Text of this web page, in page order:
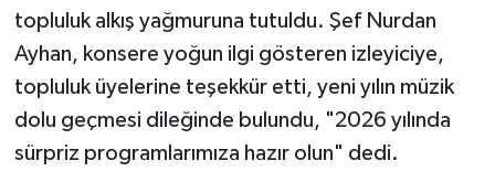
topluluk alkış yağmuruna tutuldu. Şef Nurdan
Ayhan, konsere yoğun ilgi gösteren izleyiciye,
topluluk üyelerine teşekkür etti, yeni yılın müzik
dolu geçmesi dileğinde bulundu, "2026 yılında
sürpriz programlarımıza hazır olun" dedi.